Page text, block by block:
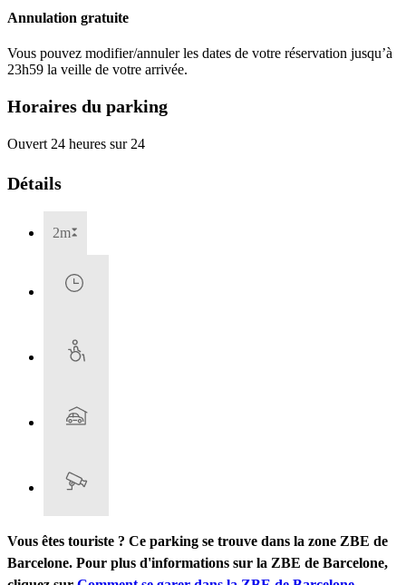
Annulation gratuite
Vous pouvez modifier/annuler les dates de votre réservation jusqu’à
23h59 la veille de votre arrivée.
Horaires du parking
Ouvert 24 heures sur 24
Détails
2m
Vous êtes touriste ? Ce parking se trouve dans la zone ZBE de
Barcelone. Pour plus d'informations sur la ZBE de Barcelone,